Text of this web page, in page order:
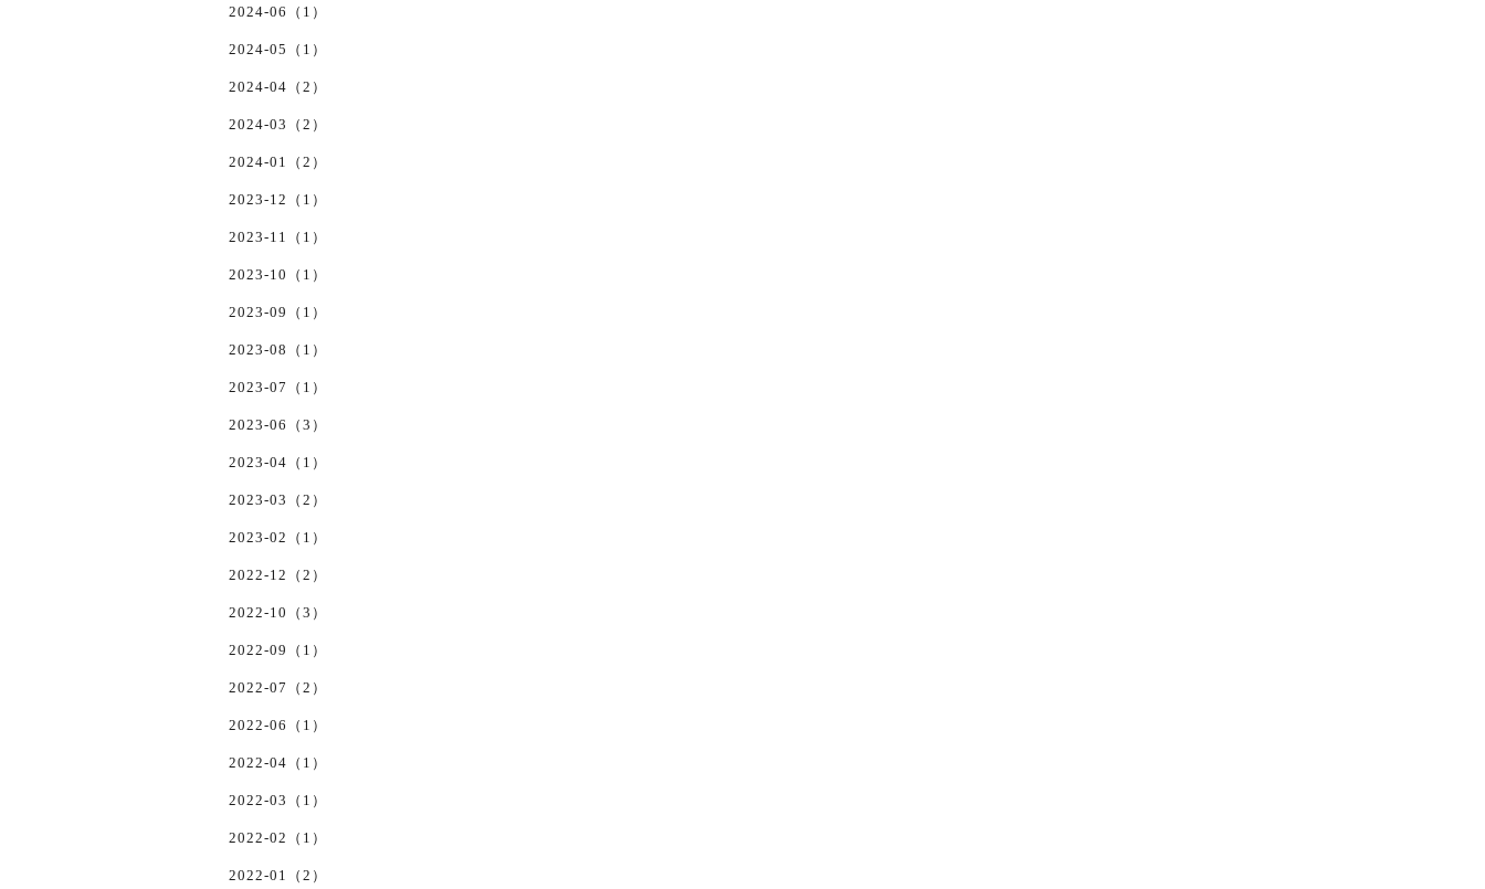
2024-06（1）
2024-05（1）
2024-04（2）
2024-03（2）
2024-01（2）
2023-12（1）
2023-11（1）
2023-10（1）
2023-09（1）
2023-08（1）
2023-07（1）
2023-06（3）
2023-04（1）
2023-03（2）
2023-02（1）
2022-12（2）
2022-10（3）
2022-09（1）
2022-07（2）
2022-06（1）
2022-04（1）
2022-03（1）
2022-02（1）
2022-01（2）